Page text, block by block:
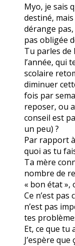
Myo, je sais
destiné,
dérange
pas obligée
Tu parles de
l’année, qui
scolaire
diminuer
fois par
reposer, ou
conseil est
un peu) ?
Par rapport
quoi as tu
Ta mère
nombre de
« bon état »,
Ce n’est
n’est pas
tes
Et, ce que tu
J’espère que